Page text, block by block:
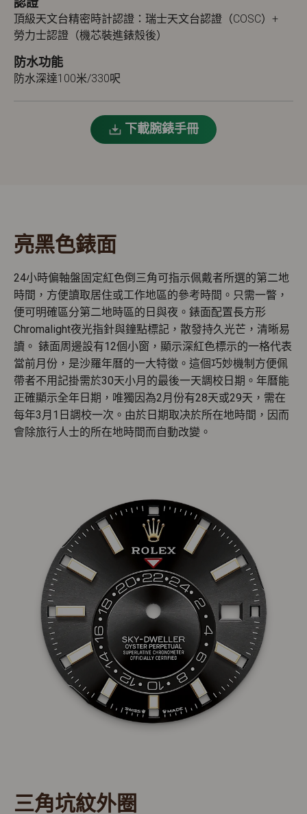
頂級天文台精密時計認證：瑞士天文台認證（COSC）+
勞力士認證（機芯裝進錶殼後）
防水功能
防水深達100米/330呎
下載腕錶手冊
亮黑色錶面
24小時偏軸盤固定紅色倒三角可指示佩戴者所選的第二地
時間，方便讀取居住或工作地區的參考時間。只需一瞥，
便可明確區分第二地時區的日與夜。錶面配置長方形
Chromalight夜光指針與鐘點標記，散發持久光芒，清晰易
讀。 錶面周邊設有12個小窗，顯示深紅色標示的一格代表
當前月份，是沙羅年曆的一大特徵。這個巧妙機制方便佩
帶者不用記掛需於30天小月的最後一天調校日期。年曆能
正確顯示全年日期，唯獨因為2月份有28天或29天，需在
每年3月1日調校一次。由於日期取决於所在地時間，因而
會除旅行人士的所在地時間而自動改變。
三角坑紋外圈